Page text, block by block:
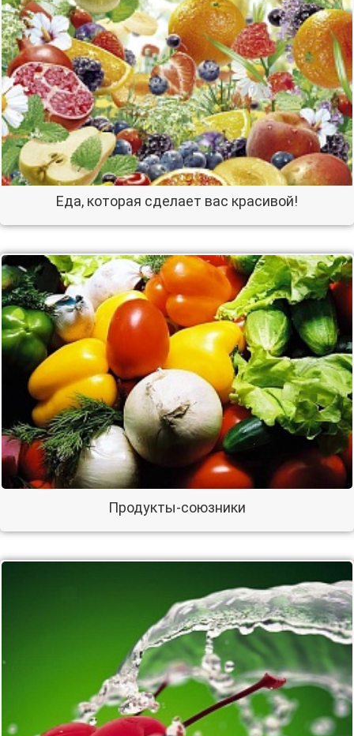
Еда, которая сделает вас красивой!
Продукты-союзники